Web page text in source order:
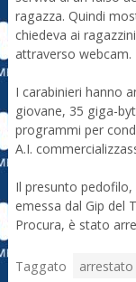
ragazza. Quindi
chiedeva ai
attraverso webcam.
I carabinieri hanno
giovane, 35 giga-
programmi per
A.I.
Il presunto
emessa dal Gip del
Procura, è stato
Taggato arrestato